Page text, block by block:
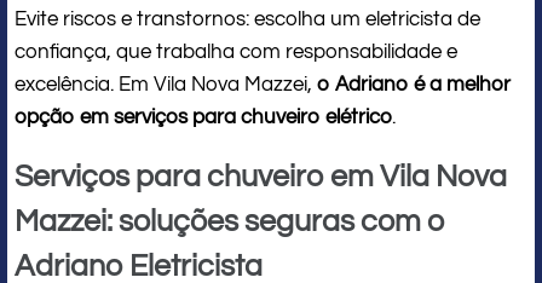
Evite riscos e transtornos: escolha um eletricista de
confiança, que trabalha com responsabilidade e
excelência. Em Vila Nova Mazzei, o Adriano é a melhor
opção em serviços para chuveiro elétrico.
Serviços para chuveiro em Vila Nova
Mazzei: soluções seguras com o
Adriano Eletricista